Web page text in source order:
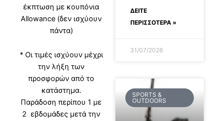
έκπτωση με κουπόνια
Allowance (δεν ισχύουν
πάντα)
* Οι τιμές ισχύουν μέχρι
την λήξη των
προσφορών από το
κατάστημα.
Παράδοση περίπου 1 με
2 εβδομάδες μετά την
ΔΕΊΤΕ
ΠΕΡΙΣΣΟΤΕΡΑ »
31/07/2026
SPORTS &
OUTDOORS